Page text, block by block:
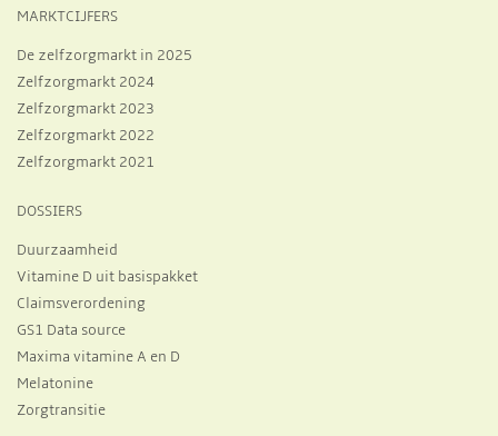
MARKTCIJFERS
De zelfzorgmarkt in 2025
Zelfzorgmarkt 2024
Zelfzorgmarkt 2023
Zelfzorgmarkt 2022
Zelfzorgmarkt 2021
DOSSIERS
Duurzaamheid
Vitamine D uit basispakket
Claimsverordening
GS1 Data source
Maxima vitamine A en D
Melatonine
Zorgtransitie